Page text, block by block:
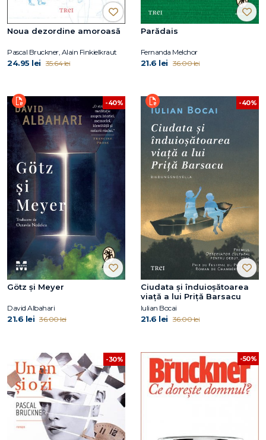
Noua dezordine amoroasă
Pascal Bruckner, Alain Finkielkraut
24.95 lei 35.64 lei
Parădais
Fernanda Melchor
21.6 lei 36.00 lei
-40%
Götz și Meyer
David Albahari
21.6 lei 36.00 lei
-40%
Ciudata și înduioșătoarea
viață a lui Priță Barsacu
Iulian Bocai
21.6 lei 36.00 lei
-30% -50%